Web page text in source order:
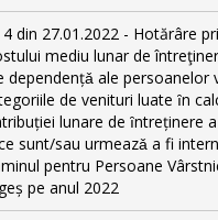
din 27.01.2022 - Hotărâre
mediu lunar de
dependențǎ ale persoanelor
de venituri luate ȋn
lunare de ȋntreținere a
sunt/sau urmeazǎ a fi
pentru Persoane
pe anul 2022